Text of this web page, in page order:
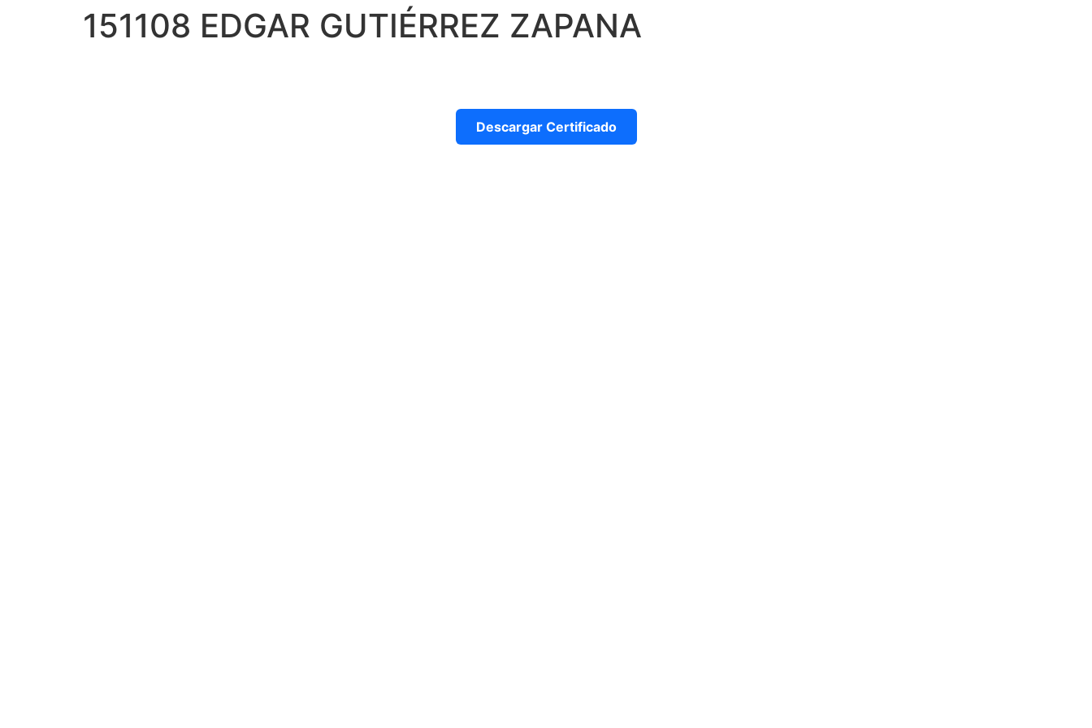
151108 EDGAR GUTIÉRREZ ZAPANA
Descargar Certificado